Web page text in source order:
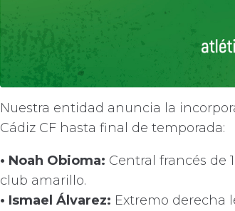
Nuestra entidad anuncia la
Cádiz CF hasta final de temporada:
• Noah Obioma: Central francés de
club amarillo.
• Ismael Álvarez: Extremo derecha